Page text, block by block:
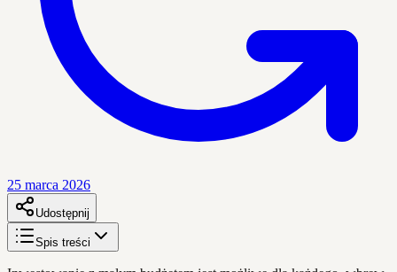
25 marca 2026
Udostępnij
Spis treści